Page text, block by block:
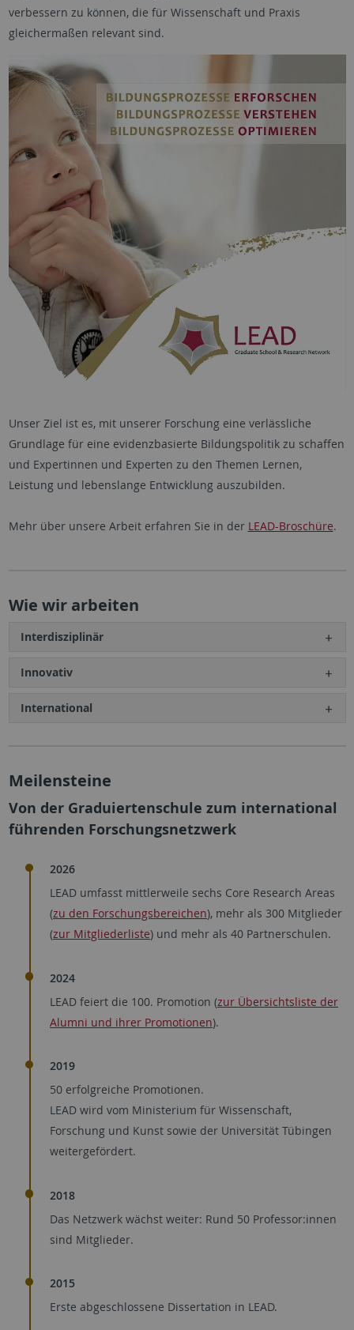
verbessern zu können, die für Wissenschaft und Praxis
gleichermaßen relevant sind.
Unser Ziel ist es, mit unserer Forschung eine verlässliche
Grundlage für eine evidenzbasierte Bildungspolitik zu schaffen
und Expertinnen und Experten zu den Themen Lernen,
Leistung und lebenslange Entwicklung auszubilden.
Mehr über unsere Arbeit erfahren Sie in der LEAD-Broschüre.
Wie wir arbeiten
Interdisziplinär
Innovativ
International
Meilensteine
Von der Graduiertenschule zum international
führenden Forschungsnetzwerk
2026
LEAD umfasst mittlerweile sechs Core Research Areas
(zu den Forschungsbereichen), mehr als 300 Mitglieder
(zur Mitgliederliste) und mehr als 40 Partnerschulen.
2024
LEAD feiert die 100. Promotion (zur Übersichtsliste der
Alumni und ihrer Promotionen).
2019
50 erfolgreiche Promotionen.
LEAD wird vom Ministerium für Wissenschaft,
Forschung und Kunst sowie der Universität Tübingen
weitergefördert.
2018
Das Netzwerk wächst weiter: Rund 50 Professor:innen
sind Mitglieder.
2015
Erste abgeschlossene Dissertation in LEAD.